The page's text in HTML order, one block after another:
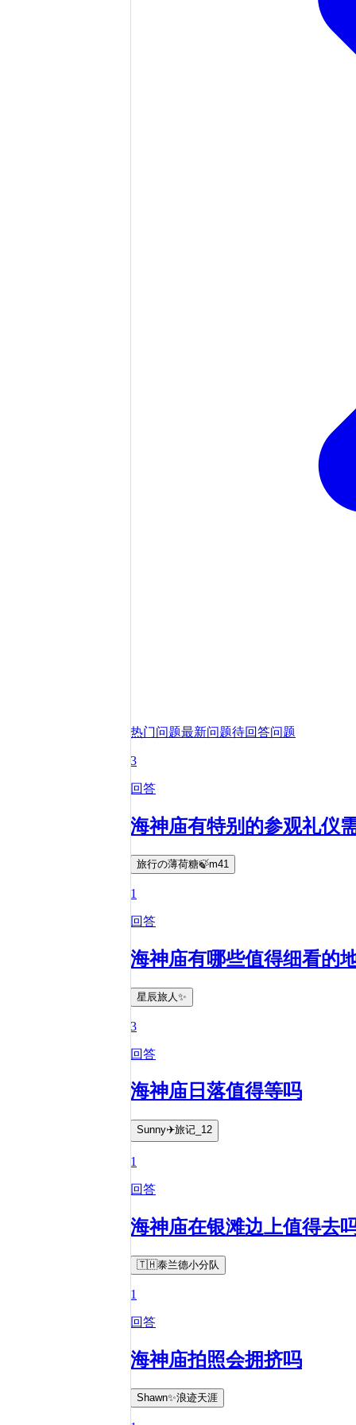
热门问题最新问题待回答问题
3
回答
海神庙有特别的参观礼仪
旅行の薄荷糖🍃m41
1
回答
海神庙有哪些值得细看的
星辰旅人✨
3
回答
海神庙日落值得等吗
Sunny✈️旅记_12
1
回答
海神庙在银滩边上值得去
🇹🇭泰兰德小分队
1
回答
海神庙拍照会拥挤吗
Shawn✨浪迹天涯